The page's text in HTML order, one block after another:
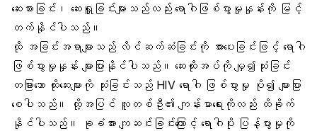
ဆေးစားခြင်း၊ ဆေးရှူခြင်းများသည်လည်း ရောဂါဖြစ်ပွားမှုနှုန်းကို မြင့်
တက်နိုင်ပါသည်။
ထို အခြင်းအရာများသည် လိင်ဆက်ဆံခြင်းကို အားပေးခြင်းဖြင့် ရောဂါ
ဖြစ်ပွားမှုနှုန်း များပြားနိုင်ပါသည်။ ဆေးထိုးအပ်ကို မျှ၍သုံးခြင်း
တခြားသော ထိုးဆေးများကို သုံးခြင်းသည် HIV ရောဂါ ဖြစ်ပွားမှု ပို၍ များပြား
စေပါသည်။ ထို့အပြင် လူတစ်ဦး၏ ကျန်းမာရေးကိုလည်း ထိခိုက်
နိုင်ပါသည်။ ခုခံအား ကျဆင်းခြင်းကြောင့် ရောဂါပိုး ပြန့်ပွားမှုကို